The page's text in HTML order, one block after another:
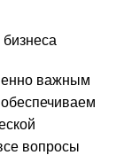
важным
вопросы